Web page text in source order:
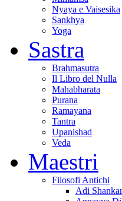
Nyaya e Vaisesika
Sankhya
Yoga
Sastra
Brahmasutra
Il Libro del Nulla
Mahabharata
Purana
Ramayana
Tantra
Upanishad
Veda
Maestri
Filosofi Antichi
Adi